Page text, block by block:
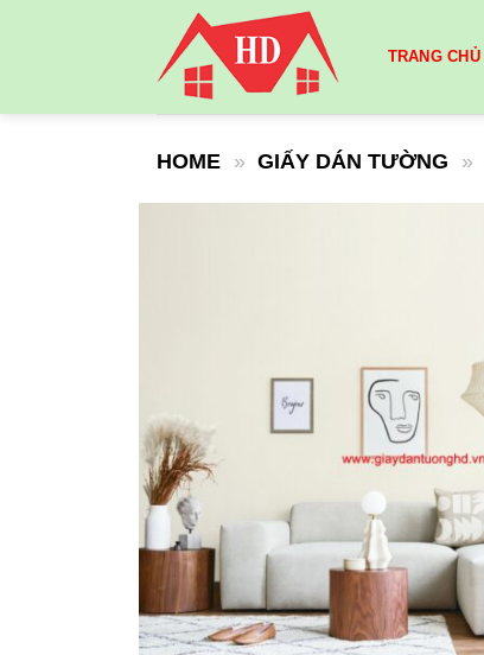
TRANG CHỦ
HOME » GIẤY DÁN TƯỜNG »